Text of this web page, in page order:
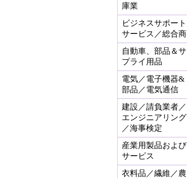
庫業
ビジネスサポート
サービス／総合商
自動車、部品＆サ
プライ用品
電気／電子機器&
部品／電気通信
建設／請負業者／
エンジニアリング
／海事検定
産業用製品および
サービス
衣料品／繊維／農